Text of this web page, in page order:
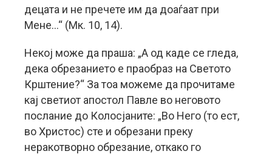
децата и не пречете им да доаѓаат при
Мене…“ (Мк. 10, 14).
Некој може да праша: „А од каде се гледа,
дека обрезанието е праобраз на Светото
Крштение?“ За тоа можеме да прочитаме
кај светиот апостол Павле во неговото
послание до Колосјаните: „Во Него (то ест,
во Христос) сте и обрезани преку
неракотворно обрезание, откако го